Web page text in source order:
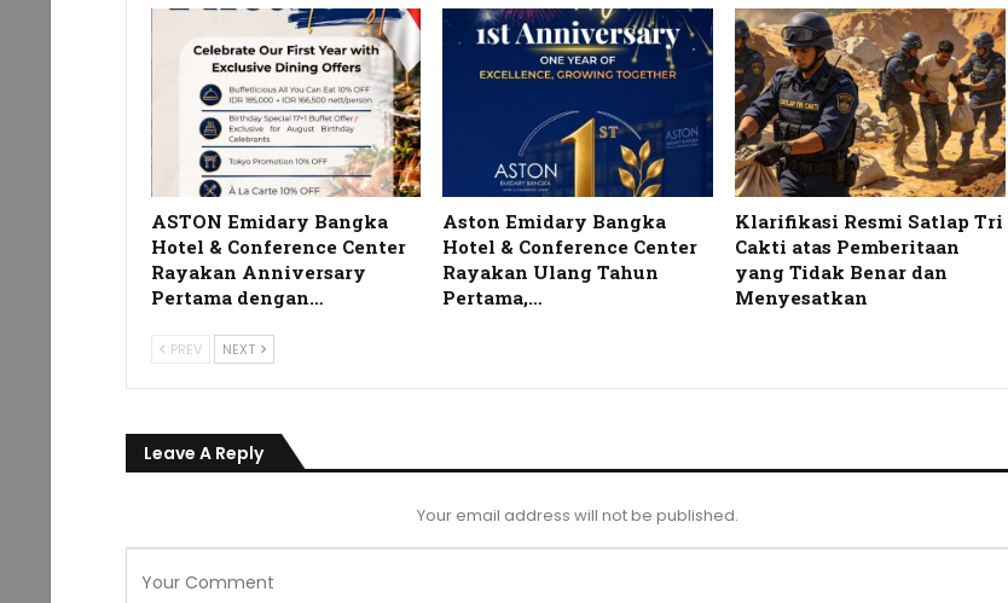
ASTON Emidary Bangka
Hotel & Conference Center
Rayakan Anniversary
Pertama dengan…
Aston Emidary Bangka
Hotel & Conference Center
Rayakan Ulang Tahun
Pertama,…
Klarifikasi Resmi Satlap Tri
Cakti atas Pemberitaan
yang Tidak Benar dan
Menyesatkan
PREV NEXT
Leave A Reply
Your email address will not be published.